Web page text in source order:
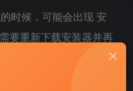
时候，可能会出现 安
要重新下载安装器并再